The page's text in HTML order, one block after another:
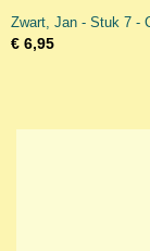
Zwart, Jan - Stuk 7 -
€ 6,95